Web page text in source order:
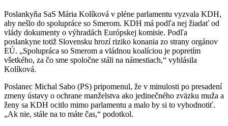
Poslankyňa SaS Mária Kolíková v pléne parlamentu vyzvala KDH,
aby nešlo do spolupráce so Smerom. KDH má podľa nej žiadať od
vlády dokumenty o výhradách Európskej komisie. Podľa
poslankyne totiž Slovensku hrozí riziko konania zo strany orgánov
EÚ. „Spolupráca so Smerom a vládnou koalíciou je popretím
všetkého, za čo sme spoločne stáli na námestiach,“ vyhlásila
Kolíková.
Poslanec Michal Sabo (PS) pripomenul, že v minulosti po presadení
zmeny ústavy o ochrane manželstva ako jedinečného zväzku muža a
ženy sa KDH ocitlo mimo parlamentu a malo by si to vyhodnotiť.
„Ak nie, stále na to máte čas,“ podotkol.